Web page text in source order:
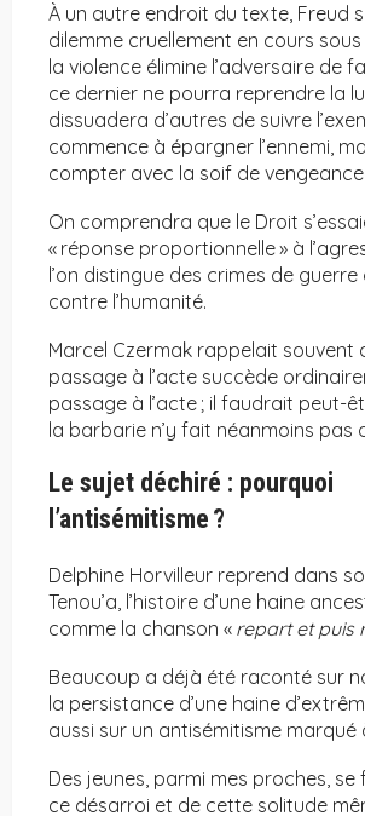
À un autre endroit du texte, Freud
dilemme cruellement en cours
la violence élimine l’adversaire de
ce dernier ne pourra reprendre la
dissuadera d’autres de suivre
commence à épargner l’ennemi,
compter avec la soif de vengeance.
On comprendra que le Droit
« réponse proportionnelle » à
l’on distingue des crimes de
contre l’humanité.
Marcel Czermak rappelait souvent
passage à l’acte succède
passage à l’acte ; il faudrait peut-
la barbarie n’y fait néanmoins pas
Le sujet déchiré : pourquoi
l’antisémitisme ?
Delphine Horvilleur reprend dans
Tenou’a, l’histoire d’une haine
comme la chanson « repart et puis
Beaucoup a déjà été raconté sur
la persistance d’une haine
aussi sur un antisémitisme marqué
Des jeunes, parmi mes proches, se
ce désarroi et de cette solitude